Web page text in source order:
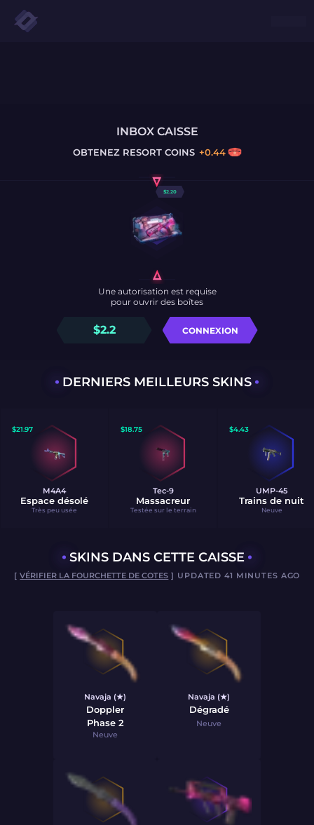
INBOX CAISSE
OBTENEZRESORT COINS +0.44
$2.20
$2.2 CONNEXION
Une autorisation est requise
pour ouvrir des boîtes
DERNIERS MEILLEURS SKINS
$21.97
M4A4
Espace désolé
Très peu usée
$18.75
Tec-9
Massacreur
Testée sur le terrain
$4.43
UMP-45
Trains de nuit
Neuve
SKINS DANS CETTE CAISSE
[VÉRIFIER LA FOURCHETTE DE COTES ] UPDATED 41 MINUTES AGO
Navaja (★)
Doppler
Phase 2
Neuve
Navaja (★)
Dégradé
Neuve